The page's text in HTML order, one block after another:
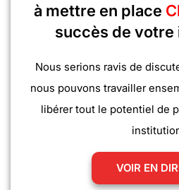
à mettre en place
succès de
Nous serions ravis de
nous pouvons travailler
libérer tout le potentiel de
VOIR EN